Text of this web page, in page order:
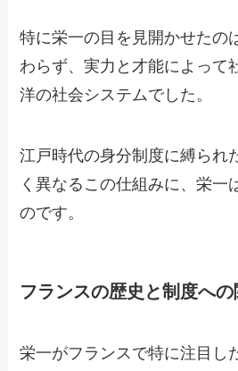
特に栄一の目を見開かせたの
わらず、実力と才能によって
洋の社会システムでした。
江戸時代の身分制度に縛られ
く異なるこの仕組みに、栄一
のです。
フランスの歴史と制度へ
栄一がフランスで特に注目し